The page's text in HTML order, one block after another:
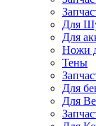
Для
Для
Ножи
Тены
Для
Для